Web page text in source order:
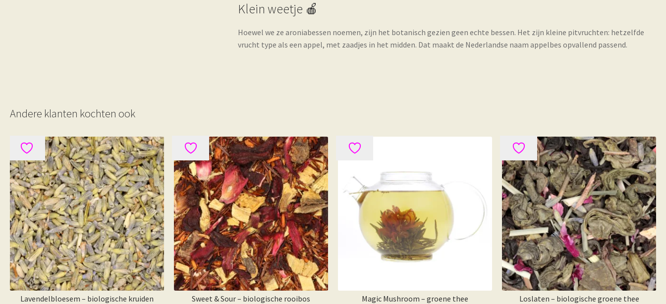
Klein weetje 🍎
Hoewel we ze aroniabessen noemen, zijn het botanisch gezien geen echte bessen. Het zijn kleine pitvruchten: hetzelfde
vrucht type als een appel, met zaadjes in het midden. Dat maakt de Nederlandse naam appelbes opvallend passend.
Andere klanten kochten ook
Lavendelbloesem – biologische kruiden Sweet & Sour – biologische rooibos Magic Mushroom – groene thee Loslaten – biologische groene thee